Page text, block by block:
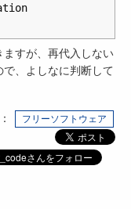
ますが、再代入しない
、よしなに判断して
フリーソフトウェア